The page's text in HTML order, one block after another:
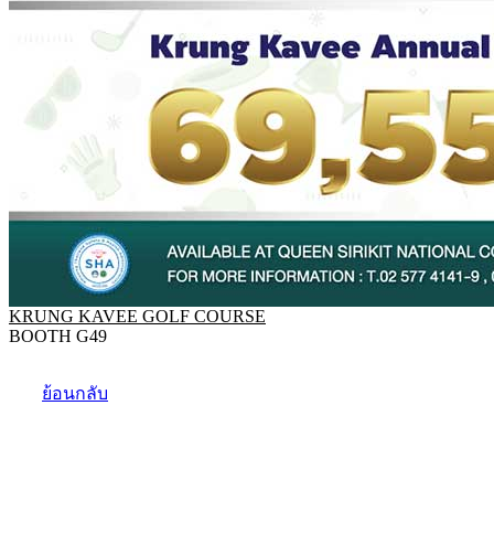
KRUNG KAVEE GOLF COURSE
BOOTH G49
ย้อนกลับ